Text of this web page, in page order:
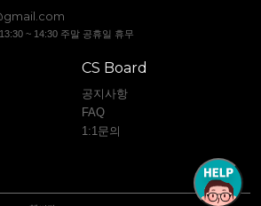
~ 14:30 주말 공휴일 휴무
CS Board
공지사항
FAQ
1:1문의